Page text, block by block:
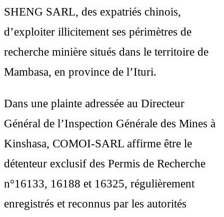
SHENG SARL, des expatriés chinois,
d’exploiter illicitement ses périmètres de
recherche minière situés dans le territoire de
Mambasa, en province de l’Ituri.
Dans une plainte adressée au Directeur
Général de l’Inspection Générale des Mines à
Kinshasa, COMOI-SARL affirme être le
détenteur exclusif des Permis de Recherche
n°16133, 16188 et 16325, régulièrement
enregistrés et reconnus par les autorités